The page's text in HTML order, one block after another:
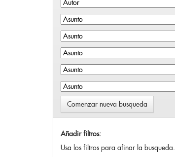
Comenzar nueva busqueda
Añadir filtros:
Usa los filtros para afinar la busqueda.